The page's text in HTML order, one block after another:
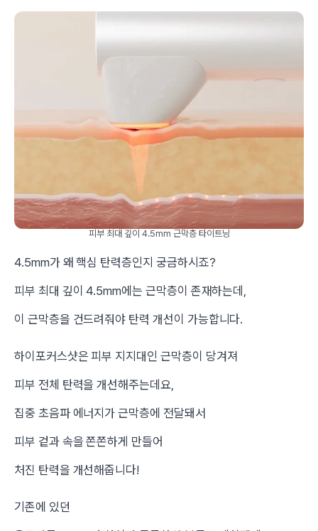
피부 최대 깊이 4.5mm 근막층 타이트닝
4.5mm가 왜 핵심 탄력층인지 궁금하시죠?
피부 최대 깊이 4.5mm에는 근막층이 존재하는데,
이 근막층을 건드려줘야 탄력 개선이 가능합니다.
하이포커스샷은 피부 지지대인 근막층이 당겨져
피부 전체 탄력을 개선해주는데요,
집중 초음파 에너지가 근막층에 전달돼서
피부 겉과 속을 쫀쫀하게 만들어
처진 탄력을 개선해줍니다!
기존에 있던